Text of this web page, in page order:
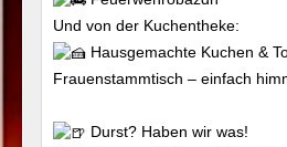
Und von der Kuchentheke:
Hausgemachte Kuchen &
Frauenstammtisch – einfach
Durst? Haben wir was!